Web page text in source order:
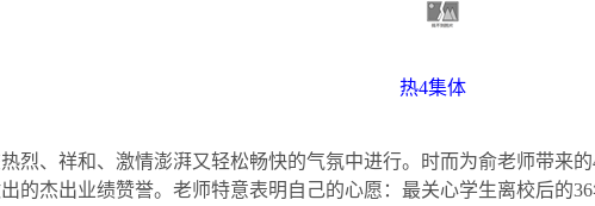
热4集体
烈、祥和、激情澎湃又轻松畅快的气氛中进行。时而为俞老师带来的
的杰出业绩赞誉。老师特意表明自己的心愿：最关心学生离校后的36